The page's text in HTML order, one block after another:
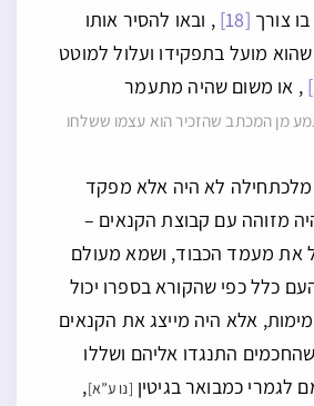
צורך [18]
, ובאו להסיר אותו
מועל בתפקידו ועלול למוטט
, או משום שהיה מתעמר
מן המכתב שהזכיר הוא עצמו ששלחו
מלכתחילה לא היה אלא מפקד
מזוהה עם קבוצת הקנאים –
את מעמד הכבוד, ושמא מעולם
כלל כפי שהקורא בספרו יכול
אלא היה מייצג את הקנאים
התנגדו אליהם ושללו
כמבואר בגיטין [נו ע”א],